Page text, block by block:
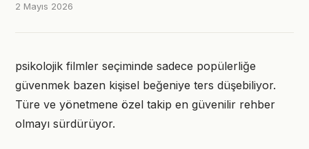
2 Mayıs 2026
psikolojik filmler seçiminde sadece popülerliğe
güvenmek bazen kişisel beğeniye ters düşebiliyor.
Türe ve yönetmene özel takip en güvenilir rehber
olmayı sürdürüyor.